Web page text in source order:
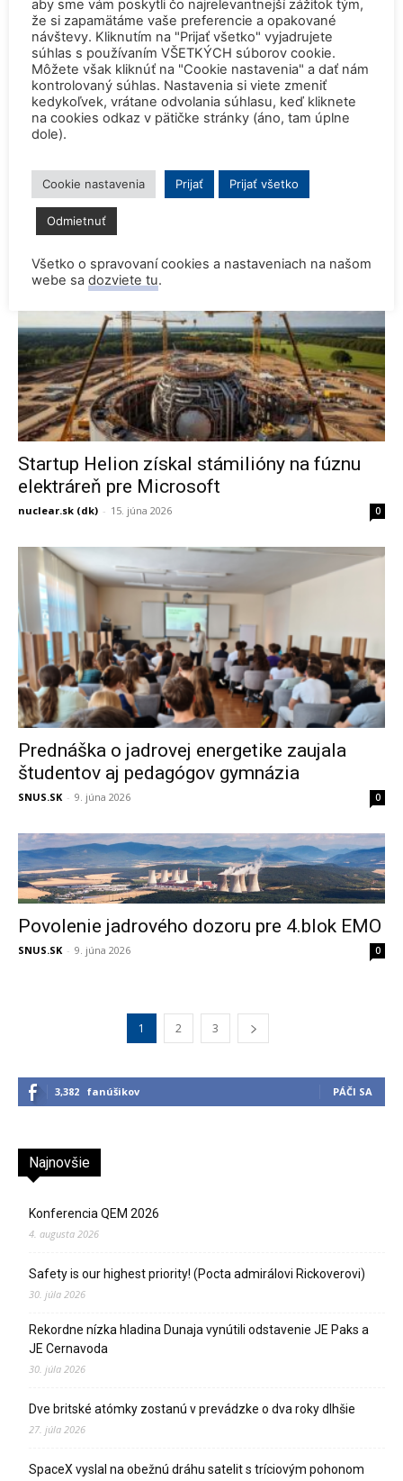
upevňuje pozíciu medzi jadrovou špičkou
Európy
SNUS.SK - 2. júla 2026
Startup Helion získal stámilióny na fúznu
elektráreň pre Microsoft
nuclear.sk (dk) - 15. júna 2026 0
Prednáška o jadrovej energetike zaujala
študentov aj pedagógov gymnázia
SNUS.SK - 9. júna 2026 0
Povolenie jadrového dozoru pre 4.blok EMO
SNUS.SK - 9. júna 2026 0
1 2 3
3,382 fanúšikov PÁČI SA
Najnovšie
Konferencia QEM 2026
4. augusta 2026
Safety is our highest priority! (Pocta admirálovi Rickoverovi)
30. júla 2026
Rekordne nízka hladina Dunaja vynútili odstavenie JE Paks a
JE Cernavoda
30. júla 2026
Dve britské atómky zostanú v prevádzke o dva roky dlhšie
27. júla 2026
SpaceX vyslal na obežnú dráhu satelit s tríciovým pohonom
aby sme vám poskytli čo najrelevantnejší zážitok tým,
že si zapamätáme vaše preferencie a opakované
návštevy. Kliknutím na "Prijať všetko" vyjadrujete
súhlas s používaním VŠETKÝCH súborov cookie.
Môžete však kliknúť na "Cookie nastavenia" a dať nám
kontrolovaný súhlas. Nastavenia si viete zmeniť
kedykoľvek, vrátane odvolania súhlasu, keď kliknete
na cookies odkaz v pätičke stránky (áno, tam úplne
dole).
Cookie nastavenia Prijať Prijať všetko
Odmietnuť
Všetko o spravovaní cookies a nastaveniach na našom
webe sa dozviete tu.